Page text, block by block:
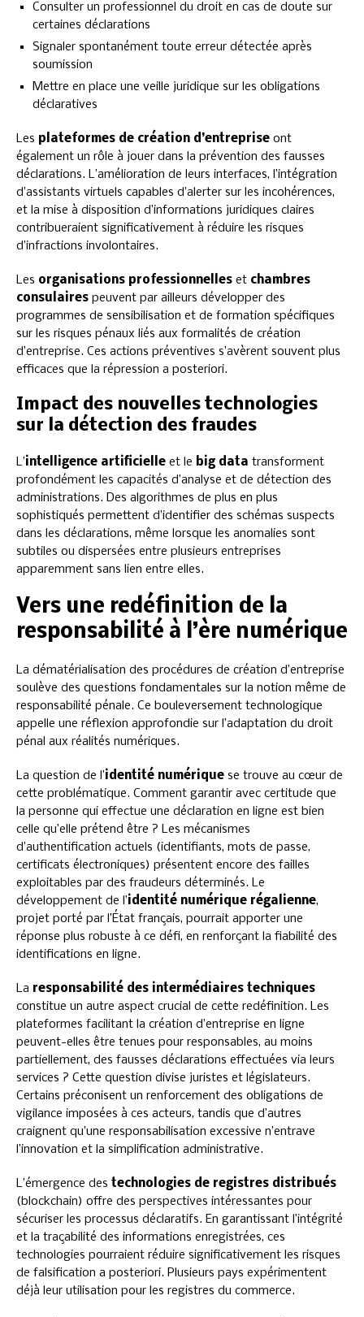
Consulter un professionnel du droit en cas de doute sur
certaines déclarations
Signaler spontanément toute erreur détectée après
soumission
Mettre en place une veille juridique sur les obligations
déclaratives
Les plateformes de création d’entreprise ont
également un rôle à jouer dans la prévention des fausses
déclarations. L’amélioration de leurs interfaces, l’intégration
d’assistants virtuels capables d’alerter sur les incohérences,
et la mise à disposition d’informations juridiques claires
contribueraient significativement à réduire les risques
d’infractions involontaires.
Les organisations professionnelles et chambres
consulaires peuvent par ailleurs développer des
programmes de sensibilisation et de formation spécifiques
sur les risques pénaux liés aux formalités de création
d’entreprise. Ces actions préventives s’avèrent souvent plus
efficaces que la répression a posteriori.
Impact des nouvelles technologies
sur la détection des fraudes
L’intelligence artificielle et le big data transforment
profondément les capacités d’analyse et de détection des
administrations. Des algorithmes de plus en plus
sophistiqués permettent d’identifier des schémas suspects
dans les déclarations, même lorsque les anomalies sont
subtiles ou dispersées entre plusieurs entreprises
apparemment sans lien entre elles.
Vers une redéfinition de la
responsabilité à l’ère numérique
La dématérialisation des procédures de création d’entreprise
soulève des questions fondamentales sur la notion même de
responsabilité pénale. Ce bouleversement technologique
appelle une réflexion approfondie sur l’adaptation du droit
pénal aux réalités numériques.
La question de l’identité numérique se trouve au cœur de
cette problématique. Comment garantir avec certitude que
la personne qui effectue une déclaration en ligne est bien
celle qu’elle prétend être ? Les mécanismes
d’authentification actuels (identifiants, mots de passe,
certificats électroniques) présentent encore des failles
exploitables par des fraudeurs déterminés. Le
développement de l’identité numérique régalienne,
projet porté par l’État français, pourrait apporter une
réponse plus robuste à ce défi, en renforçant la fiabilité des
identifications en ligne.
La responsabilité des intermédiaires techniques
constitue un autre aspect crucial de cette redéfinition. Les
plateformes facilitant la création d’entreprise en ligne
peuvent-elles être tenues pour responsables, au moins
partiellement, des fausses déclarations effectuées via leurs
services ? Cette question divise juristes et législateurs.
Certains préconisent un renforcement des obligations de
vigilance imposées à ces acteurs, tandis que d’autres
craignent qu’une responsabilisation excessive n’entrave
l’innovation et la simplification administrative.
L’émergence des technologies de registres distribués
(blockchain) offre des perspectives intéressantes pour
sécuriser les processus déclaratifs. En garantissant l’intégrité
et la traçabilité des informations enregistrées, ces
technologies pourraient réduire significativement les risques
de falsification a posteriori. Plusieurs pays expérimentent
déjà leur utilisation pour les registres du commerce.